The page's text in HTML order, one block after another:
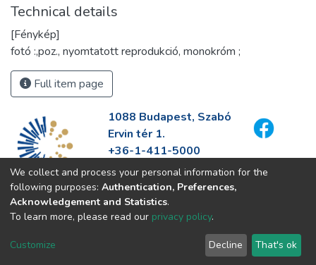
Technical details
[Fénykép]
fotó :,poz., nyomtatott reprodukció, monokróm ;
Full item page
1088 Budapest, Szabó
Ervin tér 1.
+36-1-411-5000
info@fszek.hu
https://fszek.hu
We collect and process your personal information for the
following purposes: Authentication, Preferences,
Acknowledgement and Statistics.
To learn more, please read our privacy policy.
Customize Decline That's ok